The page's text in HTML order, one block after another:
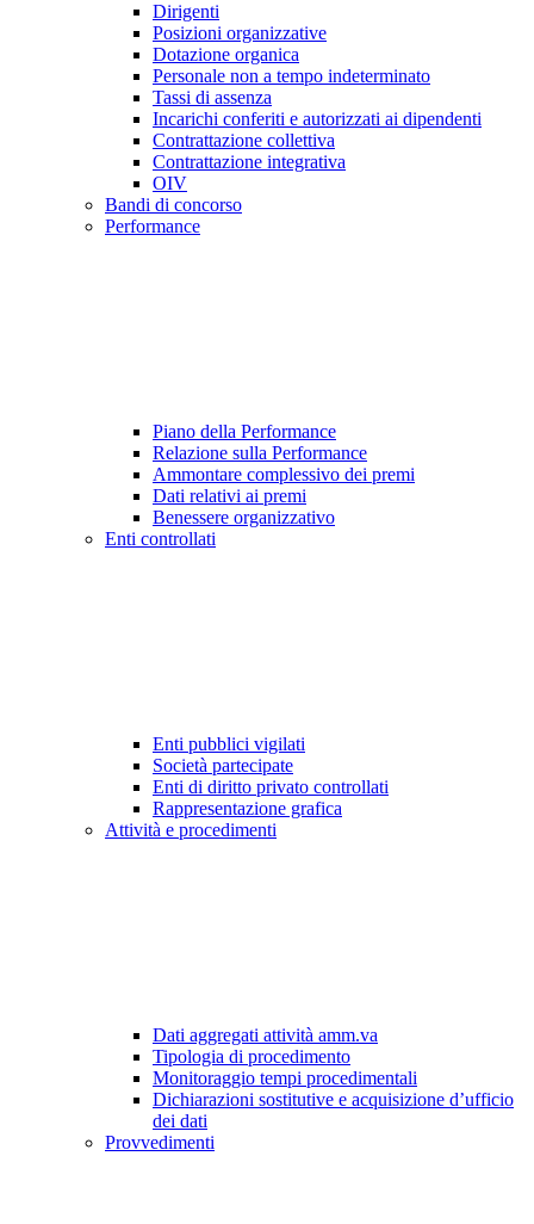
Dirigenti
Posizioni organizzative
Dotazione organica
Personale non a tempo indeterminato
Tassi di assenza
Incarichi conferiti e autorizzati ai dipendenti
Contrattazione collettiva
Contrattazione integrativa
OIV
Bandi di concorso
Performance
Piano della Performance
Relazione sulla Performance
Ammontare complessivo dei premi
Dati relativi ai premi
Benessere organizzativo
Enti controllati
Enti pubblici vigilati
Società partecipate
Enti di diritto privato controllati
Rappresentazione grafica
Attività e procedimenti
Dati aggregati attività amm.va
Tipologia di procedimento
Monitoraggio tempi procedimentali
Dichiarazioni sostitutive e acquisizione d’ufficio
dei dati
Provvedimenti